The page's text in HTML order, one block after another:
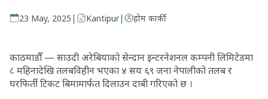
23 May, 2025 | Kantipur| होम कार्की
काठमाडौँ — साउदी अरेबियाको सेन्दान इन्टरनेशनल कम्पनी लिमिटेडमा
८ महिनादेखि तलबविहीन भएका ४ सय ६९ जना नेपालीको तलब र
घरफिर्ती टिकट बिमामार्फत दिलाउन दाबी गरिएको छ ।